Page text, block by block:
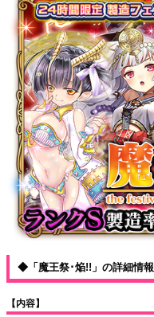
◆「魔王祭･焔!!」の詳細情報
【内容】